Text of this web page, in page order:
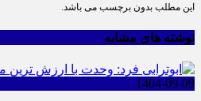
این مطلب بدون برچسب می باشد.
نوشته های مشابه
1404-09-09